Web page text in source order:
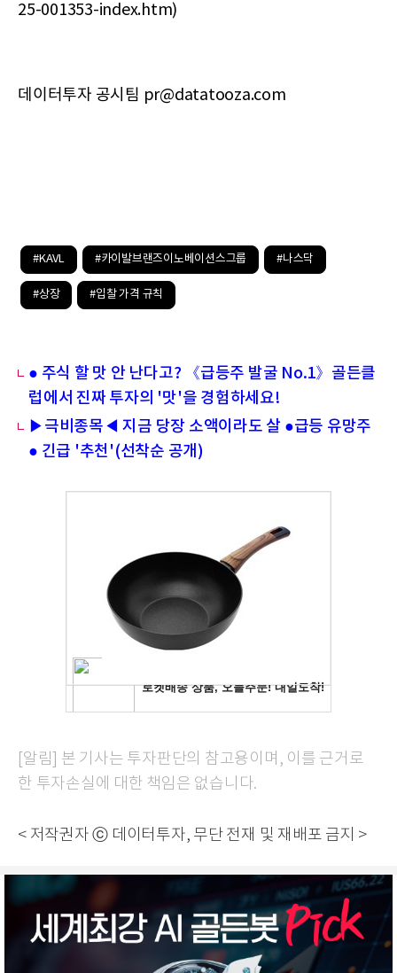
25-001353-index.htm)
데이터투자 공시팀 pr@datatooza.com
#KAVL #카이발브랜즈이노베이션스그룹 #나스닥
#상장 #입찰 가격 규칙
● 주식 할 맛 안 난다고? 《급등주 발굴 No.1》골든클
럽에서 진짜 투자의 '맛'을 경험하세요!
▶극비종목◀ 지금 당장 소액이라도 살 ●급등 유망주
● 긴급 '추천'(선착순 공개)
[알림] 본 기사는 투자판단의 참고용이며, 이를 근거로
한 투자손실에 대한 책임은 없습니다.
< 저작권자 ⓒ 데이터투자, 무단 전재 및 재배포 금지 >